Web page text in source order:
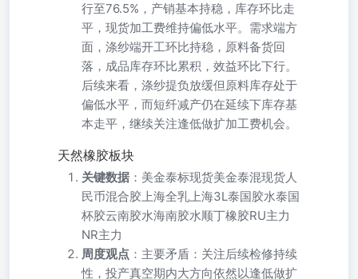
行至76.5%，产销基本持稳，库存环比走
平，现货加工费维持偏低水平。需求端方
面，涤纱端开工环比持稳，原料备货回
落，成品库存环比累积，效益环比下行。
后续来看，涤纱提负放缓但原料库存处于
偏低水平，而短纤减产仍在延续下库存基
本走平，继续关注逢低做扩加工费机会。
天然橡胶板块
关键数据 ：美金泰标现货美金泰混现货人
民币混合胶上海全乳上海3L泰国胶水泰国
杯胶云南胶水海南胶水顺丁橡胶RU主力
NR主力
周度观点 ：主要矛盾：关注后续检修持续
性，投产真空期内大方向依然以逢低做扩